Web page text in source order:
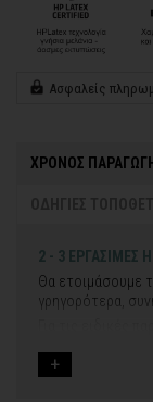
Ασφαλείς
ΧΡΟΝΟΣ
2 - 3 ΕΡΓΑΣΙΜΕΣ
Θα ετοιμάσουμε
γρηγορότερα,
Εάν η αποστολή